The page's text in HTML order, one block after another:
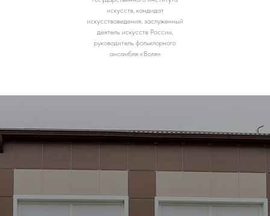
искусств, кандидат
искусствоведения, заслуженный
деятель искусств России,
руководитель фольклорного
ансамбля «Воля»